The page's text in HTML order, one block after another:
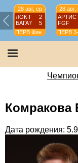
28 авг, ср
ЛОК-Г
2
БАГА7
5
ПЕРВ Фин
28 авг,
АРТИС
FGF
ПЕРВ
Комракова
Дата рождения: